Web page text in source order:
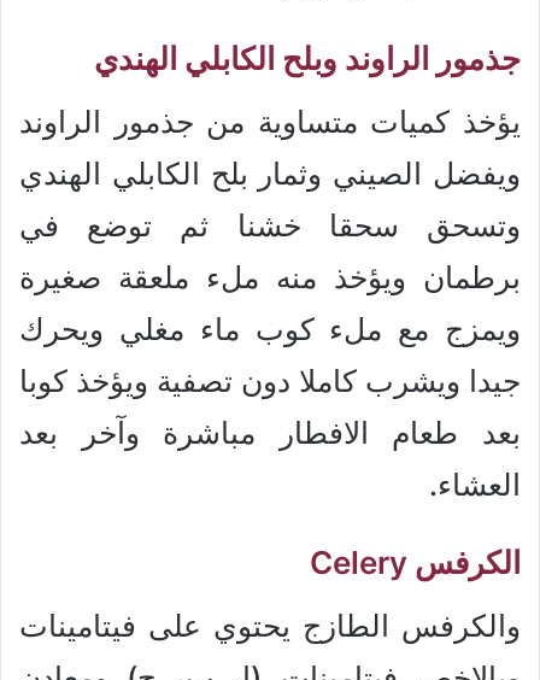
جذمور الراوند وبلح الكابلي الهندي
يؤخذ كميات متساوية من جذمور الراوند
ويفضل الصيني وثمار بلح الكابلي الهندي
وتسحق سحقا خشنا ثم توضع في
برطمان ويؤخذ منه ملء ملعقة صغيرة
ويمزج مع ملء كوب ماء مغلي ويحرك
جيدا ويشرب كاملا دون تصفية ويؤخذ كوبا
بعد طعام الافطار مباشرة وآخر بعد
العشاء.
الكرفس Celery
والكرفس الطازج يحتوي على فيتامينات